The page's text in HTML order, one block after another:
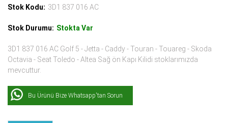
Stok Kodu: 3D1 837 016 AC
Stok Durumu: Stokta Var
3D1 837 016 AC Golf 5 - Jetta - Caddy - Touran - Touareg - Skoda
Octavia - Seat Toledo - Altea Sağ ön Kapı Kilidi stoklarımızda
mevcuttur.
Bu Ürünü Bize Whatsapp'tan Sorun